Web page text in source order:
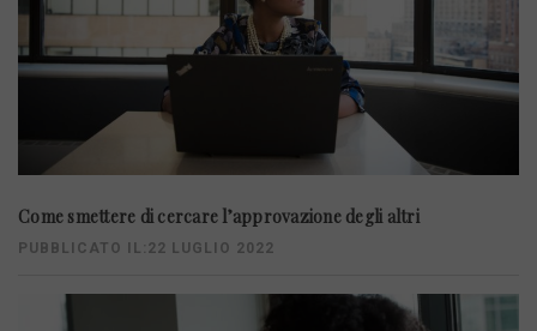
Come smettere di cercare l’approvazione degli altri
PUBBLICATO IL:22 LUGLIO 2022